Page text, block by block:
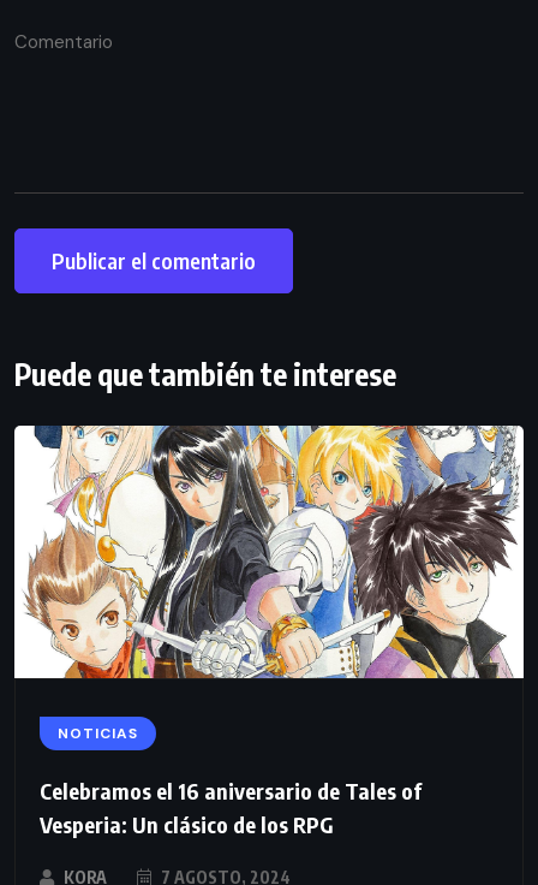
Puede que también te interese
NOTICIAS
Celebramos el 16 aniversario de Tales of
Vesperia: Un clásico de los RPG
KORA 7 AGOSTO, 2024